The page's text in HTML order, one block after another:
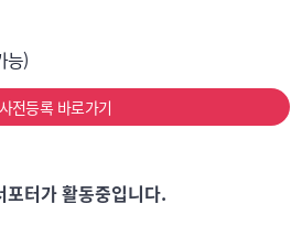
능)
사전등록 바로가기
포터가 활동중입니다.